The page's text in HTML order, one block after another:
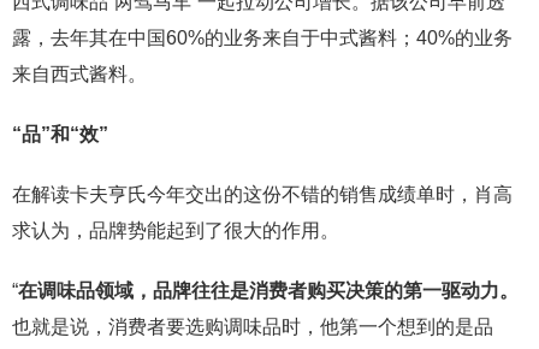
露，去年其在中国60%的业务来自于中式酱料；40%的业务
来自西式酱料。
“品”和“效”
在解读卡夫亨氏今年交出的这份不错的销售成绩单时，肖高
求认为，品牌势能起到了很大的作用。
“在调味品领域，品牌往往是消费者购买决策的第一驱动力。
也就是说，消费者要选购调味品时，他第一个想到的是品